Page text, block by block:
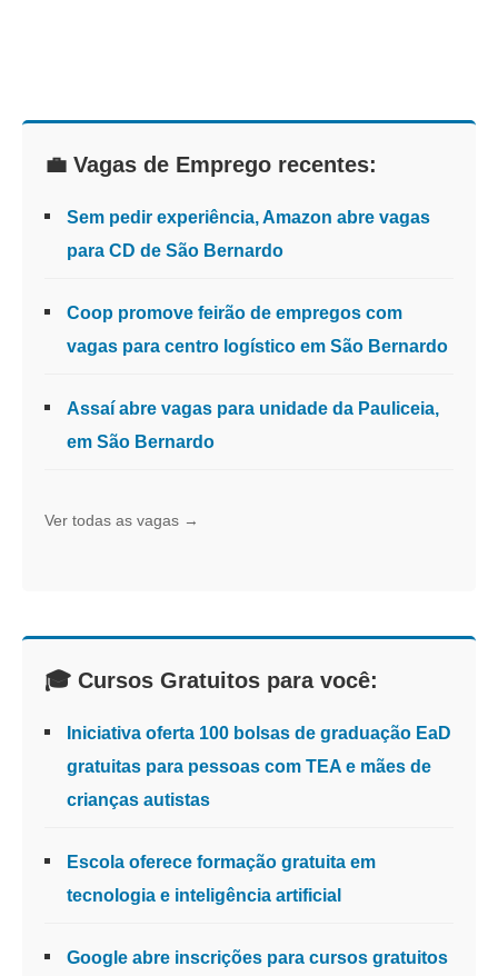
💼 Vagas de Emprego recentes:
Sem pedir experiência, Amazon abre vagas
para CD de São Bernardo
Coop promove feirão de empregos com
vagas para centro logístico em São Bernardo
Assaí abre vagas para unidade da Pauliceia,
em São Bernardo
Ver todas as vagas →
🎓 Cursos Gratuitos para você:
Iniciativa oferta 100 bolsas de graduação EaD
gratuitas para pessoas com TEA e mães de
crianças autistas
Escola oferece formação gratuita em
tecnologia e inteligência artificial
Google abre inscrições para cursos gratuitos